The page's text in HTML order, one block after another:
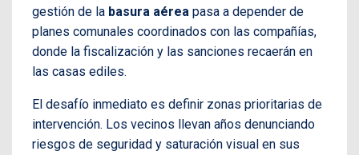
gestión de la basura aérea pasa a depender de
planes comunales coordinados con las compañías,
donde la fiscalización y las sanciones recaerán en
las casas ediles.
El desafío inmediato es definir zonas prioritarias de
intervención. Los vecinos llevan años denunciando
riesgos de seguridad y saturación visual en sus